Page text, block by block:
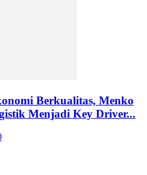
Berkualitas, Menko
Menjadi Key Driver...